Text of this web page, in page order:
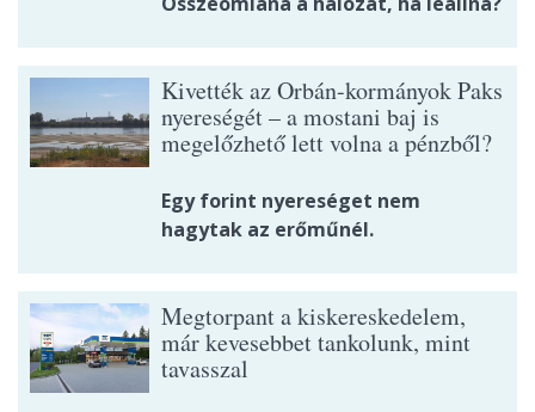
Kivették az Orbán-kormányok Paks
nyereségét – a mostani baj is
megelőzhető lett volna a pénzből?
Egy forint nyereséget nem
hagytak az erőműnél.
Megtorpant a kiskereskedelem,
már kevesebbet tankolunk, mint
tavasszal